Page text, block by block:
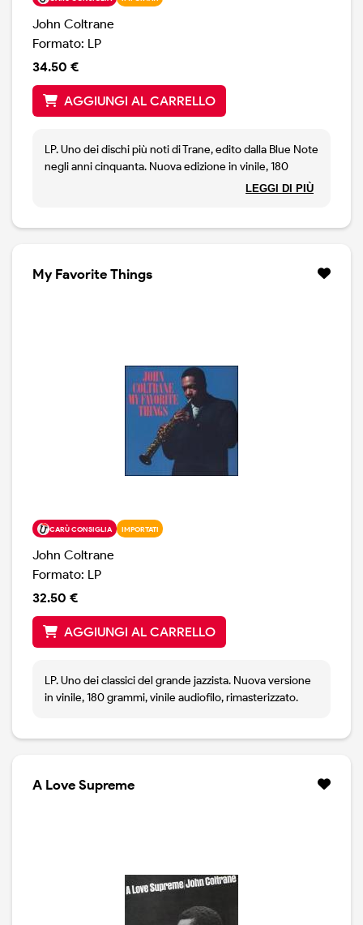
John Coltrane
Formato: LP
34.50 €
AGGIUNGI AL CARRELLO
LP. Uno dei dischi più noti di Trane, edito dalla Blue Note
negli anni cinquanta. Nuova edizione in vinile, 180
grammi. Masterizzato usando i nastri analogici originali.
LEGGI DI PIÙ
My Favorite Things
CARÙ CONSIGLIA IMPORTATI
John Coltrane
Formato: LP
32.50 €
AGGIUNGI AL CARRELLO
LP. Uno dei classici del grande jazzista. Nuova versione
in vinile, 180 grammi, vinile audiofilo, rimasterizzato.
A Love Supreme